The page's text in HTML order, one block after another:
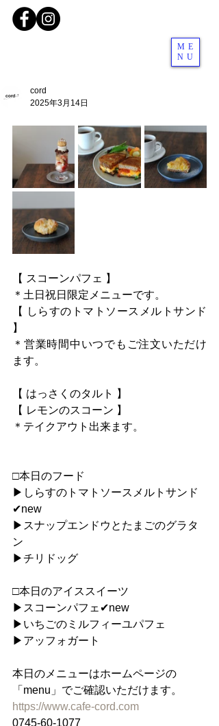
ME
NU
cord
2025年3月14日
【 スコーンパフェ 】
＊土日祝日限定メニューです。
【 しらすのトマトソースメルトサンド
】
＊営業時間中いつでもご注文いただけ
ます。
【 はっさくのタルト 】
【 レモンのスコーン 】
＊テイクアウト出来ます。
□本日のフード
▶︎しらすのトマトソースメルトサンド
✔︎new
▶︎スナップエンドウとたまごのグラタ
ン
▶︎チリドッグ
□本日のアイススイーツ
▶︎スコーンパフェ✔︎new
▶︎いちごのミルフィーユパフェ
▶︎アッフォガート
本日のメニューはホームページの
「menu」でご確認いただけます。
https://www.cafe-cord.com
0745-60-1077